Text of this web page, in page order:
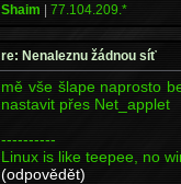
Shaim | 77.104.209.*
re: Nenaleznu žádnou síť
mě vše šlape naprosto
nastavit přes Net_applet
----------
Linux is like teepee, no
(odpovědět)